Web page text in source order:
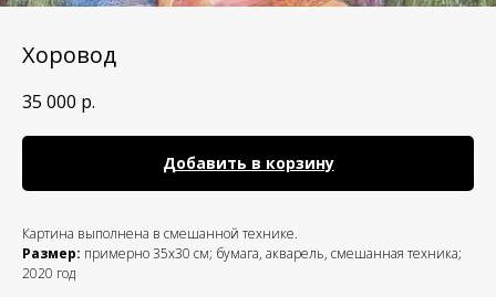
Хоровод
35 000 р.
Добавить в корзину
Картина выполнена в смешанной технике.
Размер: примерно 35х30 см; бумага, акварель, смешанная техника;
2020 год